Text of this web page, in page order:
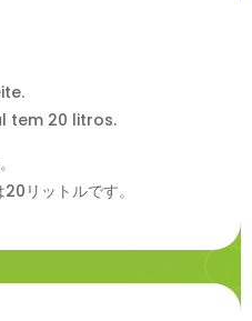
tem 20 litros.
リットルです。